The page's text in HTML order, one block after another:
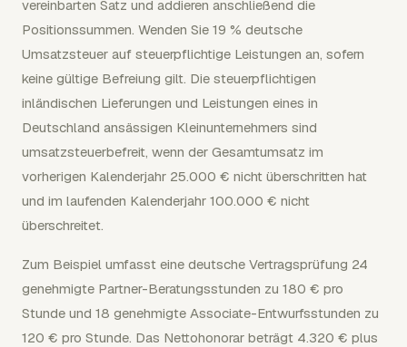
vereinbarten Satz und addieren anschließend die
Positionssummen. Wenden Sie 19 % deutsche
Umsatzsteuer auf steuerpflichtige Leistungen an, sofern
keine gültige Befreiung gilt. Die steuerpflichtigen
inländischen Lieferungen und Leistungen eines in
Deutschland ansässigen Kleinunternehmers sind
umsatzsteuerbefreit, wenn der Gesamtumsatz im
vorherigen Kalenderjahr 25.000 € nicht überschritten hat
und im laufenden Kalenderjahr 100.000 € nicht
überschreitet.
Zum Beispiel umfasst eine deutsche Vertragsprüfung 24
genehmigte Partner-Beratungsstunden zu 180 € pro
Stunde und 18 genehmigte Associate-Entwurfsstunden zu
120 € pro Stunde. Das Nettohonorar beträgt 4.320 € plus